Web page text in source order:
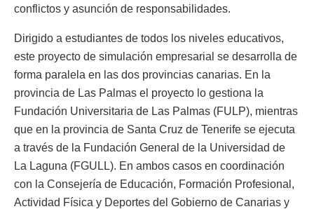
conflictos y asunción de responsabilidades.
Dirigido a estudiantes de todos los niveles educativos,
este proyecto de simulación empresarial se desarrolla de
forma paralela en las dos provincias canarias. En la
provincia de Las Palmas el proyecto lo gestiona la
Fundación Universitaria de Las Palmas (FULP), mientras
que en la provincia de Santa Cruz de Tenerife se ejecuta
a través de la Fundación General de la Universidad de
La Laguna (FGULL). En ambos casos en coordinación
con la Consejería de Educación, Formación Profesional,
Actividad Física y Deportes del Gobierno de Canarias y